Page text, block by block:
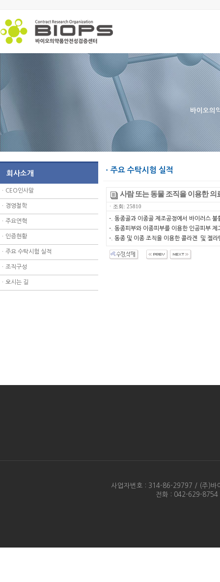
바이오의
회사소개
ㆍ CEO인사말
ㆍ 경영철학
ㆍ 주요연혁
ㆍ 인증현황
ㆍ 주요 수탁시험 실적
ㆍ 조직구성
ㆍ 오시는 길
ㆍ주요 수탁시험 실적
사람 또는 동물 조직을 이용한
ㆍ조회: 25810
-. 동종골과 이종골 제조공정에서 바이러스
-. 동종피부와 이종피부를 이용한 인공피부
-. 동종 및 이종 조직을 이용한 콜라겐 및 젤
사업자번호 : 314-86-29797 / (주)바
전화 : 042-629-8754